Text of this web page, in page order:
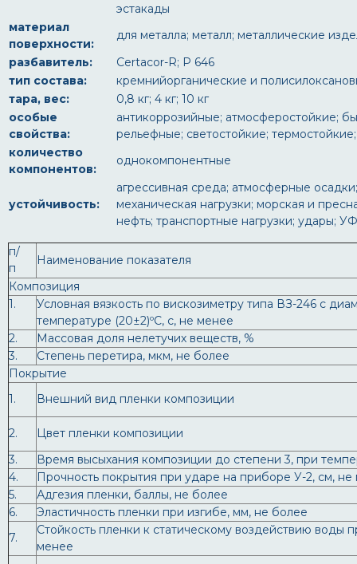
эстакады
материал
поверхности:
для металла; металл; металлические
разбавитель:
Certacor-R; Р 646
тип состава:
кремнийорганические и
тара, вес:
0,8 кг; 4 кг; 10 кг
особые
свойства:
антикоррозийные; атмосферостойкие;
рельефные; светостойкие;
количество
компонентов:
однокомпонентные
устойчивость:
агрессивная среда; атмосферные
механическая нагрузки; морская и
нефть; транспортные нагрузки; удары;
п/
п
Наименование показателя
Композиция
1.
Условная вязкость по вискозиметру типа ВЗ-246 с
температуре (20±2)ºС, с, не менее
2.
Массовая доля нелетучих веществ, %
3.
Степень перетира, мкм, не более
Покрытие
1.
Внешний вид пленки композиции
2.
Цвет пленки композиции
3.
Время высыхания композиции до степени 3, при
4.
Прочность покрытия при ударе на приборе У-2, см,
5.
Адгезия пленки, баллы, не более
6.
Эластичность пленки при изгибе, мм, не более
7.
Стойкость пленки к статическому воздействию воды
менее